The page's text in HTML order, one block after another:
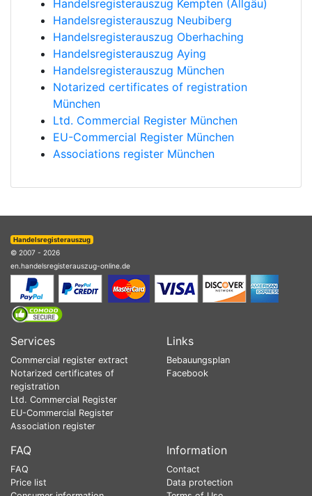
Handelsregisterauszug Kempten (Allgäu)
Handelsregisterauszug Neubiberg
Handelsregisterauszug Oberhaching
Handelsregisterauszug Aying
Handelsregisterauszug München
Notarized certificates of registration
München
Ltd. Commercial Register München
EU-Commercial Register München
Associations register München
Handelsregisterauszug
© 2007 - 2026
en.handelsregisterauszug-online.de
Services
Commercial register extract
Notarized certificates of
registration
Ltd. Commercial Register
EU-Commercial Register
Association register
Links
Bebauungsplan
Facebook
FAQ
FAQ
Price list
Information
Contact
Data protection